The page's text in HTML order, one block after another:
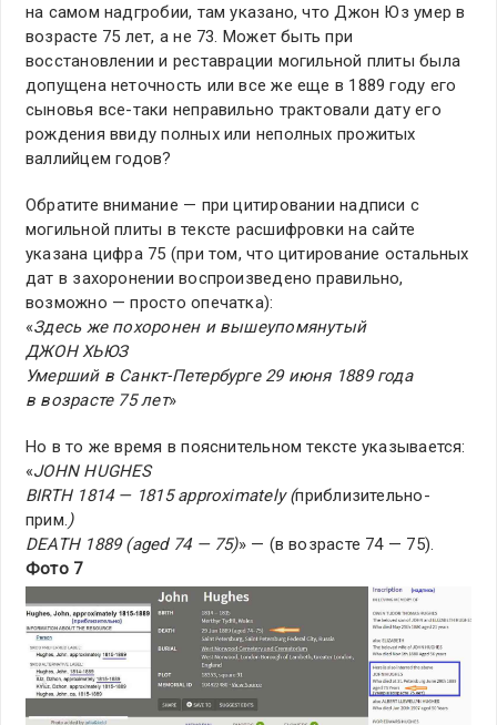
на самом надгробии, там указано, что Джон Юз умер в
возрасте 75 лет, а не 73. Может быть при
восстановлении и реставрации могильной плиты была
допущена неточность или все же еще в 1889 году его
сыновья все-таки неправильно трактовали дату его
рождения ввиду полных или неполных прожитых
валлийцем годов?
Обратите внимание — при цитировании надписи с
могильной плиты в тексте расшифровки на сайте
указана цифра 75 (при том, что цитирование остальных
дат в захоронении воспроизведено правильно,
возможно — просто опечатка):
«Здесь же похоронен и вышеупомянутый
ДЖОН ХЬЮЗ
Умерший в Санкт-Петербурге 29 июня 1889 года
в возрасте 75 лет»
Но в то же время в пояснительном тексте указывается:
«JOHN HUGHES
BIRTH 1814 — 1815 approximately (приблизительно-
прим.)
DEATH 1889 (aged 74 — 75)» — (в возрасте 74 — 75).
Фото 7